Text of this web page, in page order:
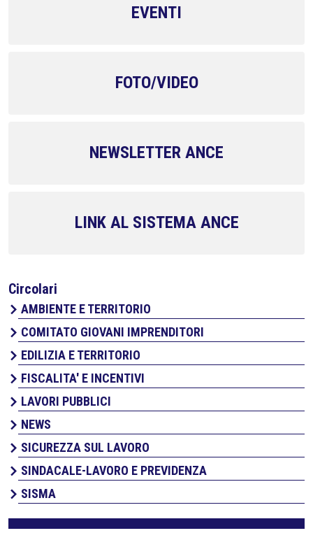
EVENTI
FOTO/VIDEO
NEWSLETTER ANCE
LINK AL SISTEMA ANCE
Circolari
AMBIENTE E TERRITORIO
COMITATO GIOVANI IMPRENDITORI
EDILIZIA E TERRITORIO
FISCALITA' E INCENTIVI
LAVORI PUBBLICI
NEWS
SICUREZZA SUL LAVORO
SINDACALE-LAVORO E PREVIDENZA
SISMA